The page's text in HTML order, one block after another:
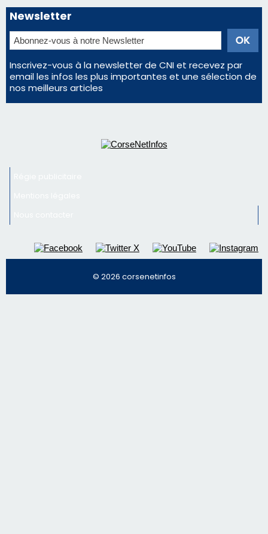
Régie publicitaire
Mentions légales
Nous contacter